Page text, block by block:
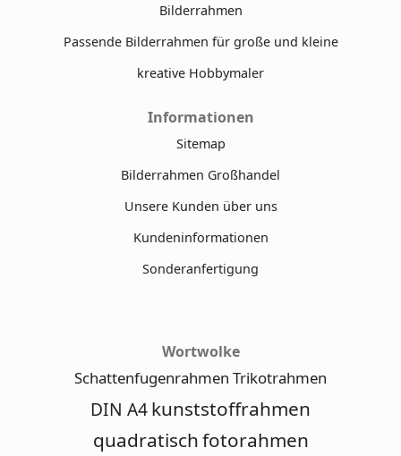
Bilderrahmen
Passende Bilderrahmen für große und kleine
kreative Hobbymaler
Informationen
Sitemap
Bilderrahmen Großhandel
Unsere Kunden über uns
Kundeninformationen
Sonderanfertigung
Wortwolke
Schattenfugenrahmen Trikotrahmen
DIN A4kunststoffrahmen
quadratischfotorahmen